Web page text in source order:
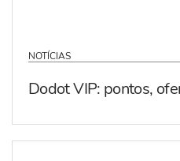
NOTÍCIAS
Dodot VIP: pontos,